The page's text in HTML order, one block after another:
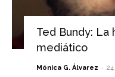
Ted Bundy: La
mediático
Mónica G. Álvarez -